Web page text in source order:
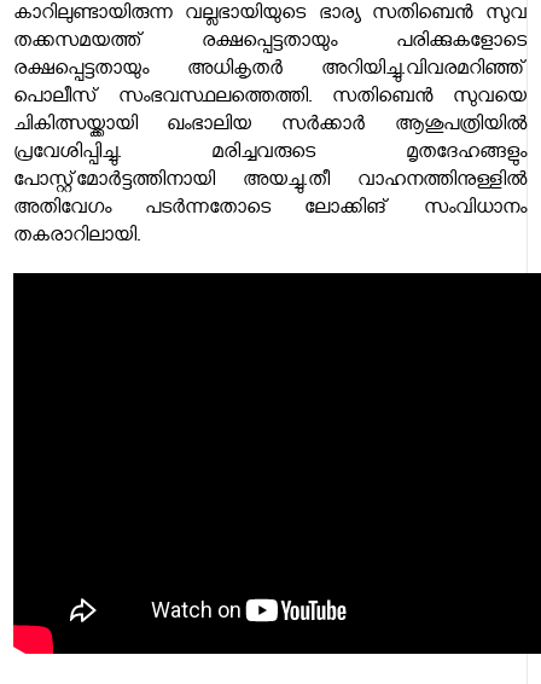
കാറിലുണ്ടായിരുന്ന വല്ലഭായിയുടെ ഭാര്യ സതിബെൻ സുവ
തക്കസമയത്ത് രക്ഷപ്പെട്ടതായും പരിക്കുകളോടെ
രക്ഷപ്പെട്ടതായും അധികൃതർ അറിയിച്ചു.വിവരമറിഞ്ഞ്
പൊലീസ് സംഭവസ്ഥലത്തെത്തി. സതിബെൻ സുവയെ
ചികിത്സയ്ക്കായി ഖംഭാലിയ സർക്കാർ ആശുപത്രിയിൽ
പ്രവേശിപ്പിച്ചു. മരിച്ചവരുടെ മൃതദേഹങ്ങളും
പോസ്റ്റ്‌മോർട്ടത്തിനായി അയച്ചു.തീ വാഹനത്തിനുള്ളില്‍
അതിവേഗം പടര്‍ന്നതോടെ ലോക്കിങ് സംവിധാനം
തകരാറിലായി.